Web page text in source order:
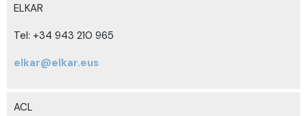
ELKAR
Tel: +34 943 210 965
elkar@elkar.eus
ACL